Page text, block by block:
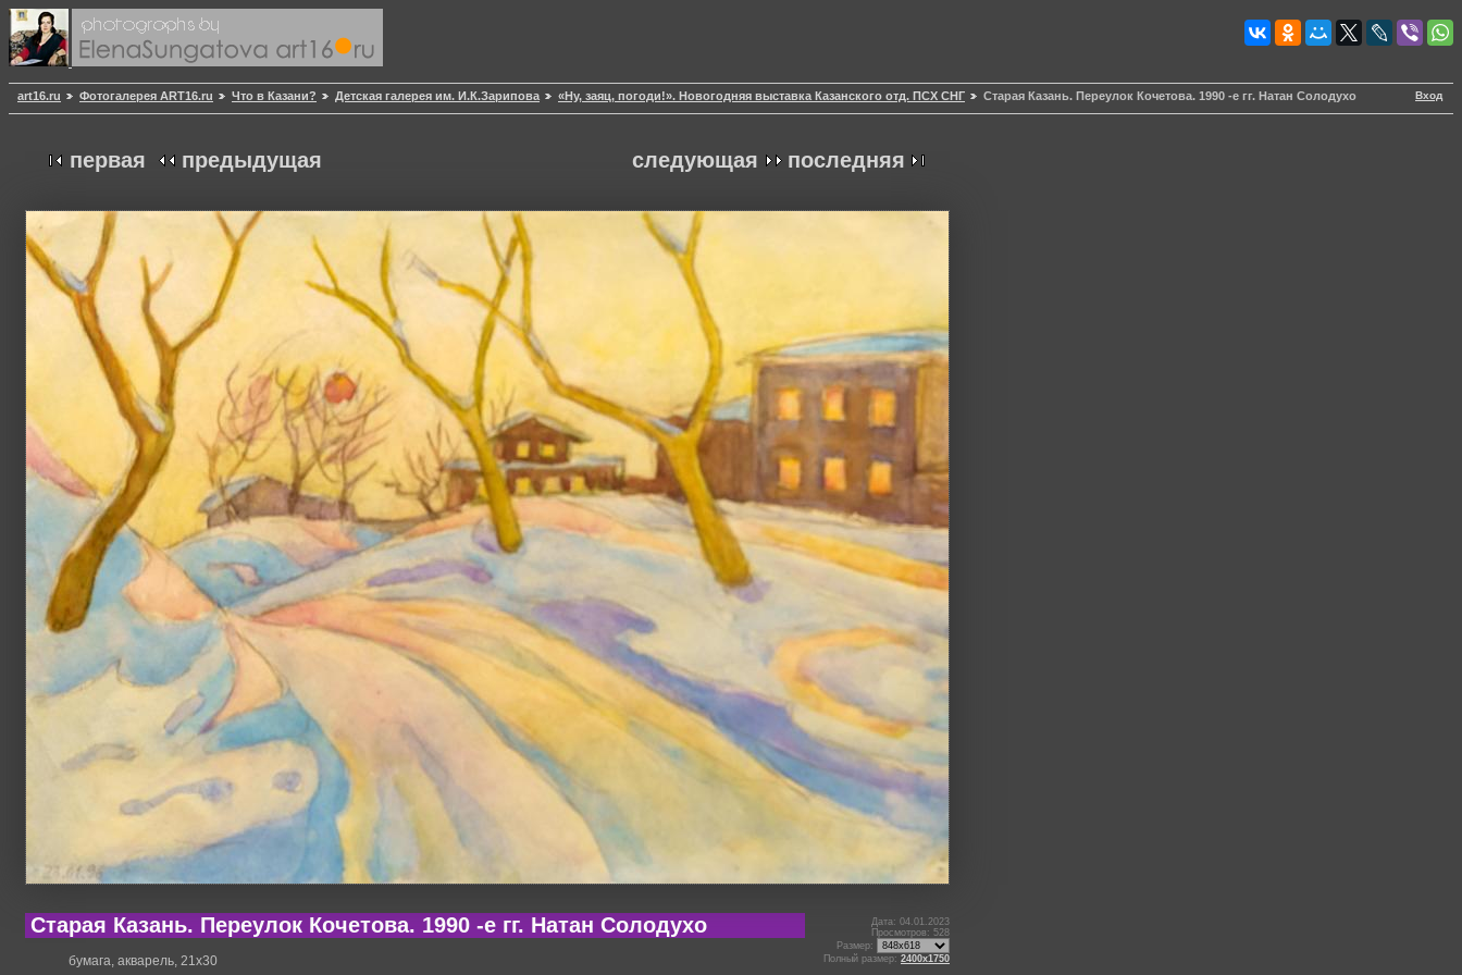
Вход
art16.ru Фотогалерея ART16.ru Что в Казани? Детская галерея им. И.К.Зарипова «Ну, заяц, погоди!». Новогодняя выставка Казанского отд. ПСХ СНГ Старая Казань. Переулок Кочетова. 1990 -е гг. Натан Солодухо
следующая последняя
первая предыдущая
Старая Казань. Переулок Кочетова. 1990 -е гг. Натан Солодухо
бумага, акварель, 21х30
Дата: 04.01.2023
Просмотров: 528
Размер:
Полный размер: 2400x1750